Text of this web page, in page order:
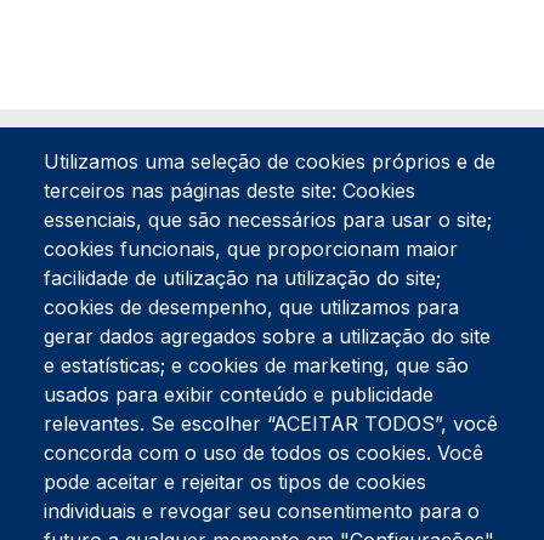
Tel:234 390 100Fax:234 390 100
Endereço Postal
Apartado 42
Rua Gil Eanes 31
3834-908 Gafanha da Nazaré
Estúdios
Rua Prior Guerra
Edifício do Centro Cultural da Gafanha da Nazaré
3830-556 Gafanha da Nazaré
Utilizamos uma seleção de cookies próprios e de
terceiros nas páginas deste site: Cookies
essenciais, que são necessários para usar o site;
cookies funcionais, que proporcionam maior
facilidade de utilização na utilização do site;
cookies de desempenho, que utilizamos para
gerar dados agregados sobre a utilização do site
e estatísticas; e cookies de marketing, que são
usados para exibir conteúdo e publicidade
relevantes. Se escolher “ACEITAR TODOS”, você
concorda com o uso de todos os cookies. Você
pode aceitar e rejeitar os tipos de cookies
individuais e revogar seu consentimento para o